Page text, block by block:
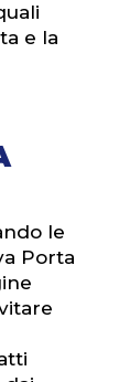
e la
le
Porta